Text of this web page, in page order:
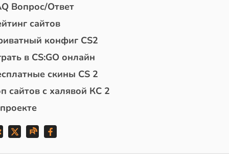
Вопрос/Ответ
сайтов
конфиг CS2
в CS:GO онлайн
скины CS 2
сайтов с халявой КС 2